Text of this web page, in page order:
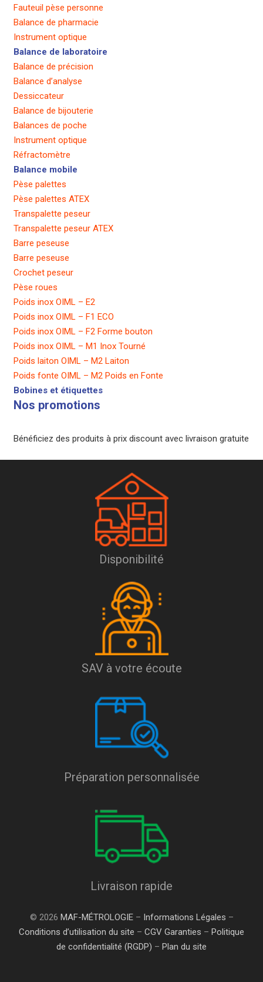
Fauteuil pèse personne
Balance de pharmacie
Instrument optique
Balance de laboratoire
Balance de précision
Balance d’analyse
Dessiccateur
Balance de bijouterie
Balances de poche
Instrument optique
Réfractomètre
Balance mobile
Pèse palettes
Pèse palettes ATEX
Transpalette peseur
Transpalette peseur ATEX
Barre peseuse
Barre peseuse
Crochet peseur
Pèse roues
Poids inox OIML – E2
Poids inox OIML – F1 ECO
Poids inox OIML – F2 Forme bouton
Poids inox OIML – M1 Inox Tourné
Poids laiton OIML – M2 Laiton
Poids fonte OIML – M2 Poids en Fonte
Bobines et étiquettes
Nos promotions
Bénéficiez des produits à prix discount avec livraison gratuite
Disponibilité
SAV à votre écoute
Préparation personnalisée
Livraison rapide
© 2026 MAF-MÉTROLOGIE– Informations Légales –
Conditions d’utilisation du site – CGV Garanties – Politique
de confidentialité (RGDP) – Plan du site